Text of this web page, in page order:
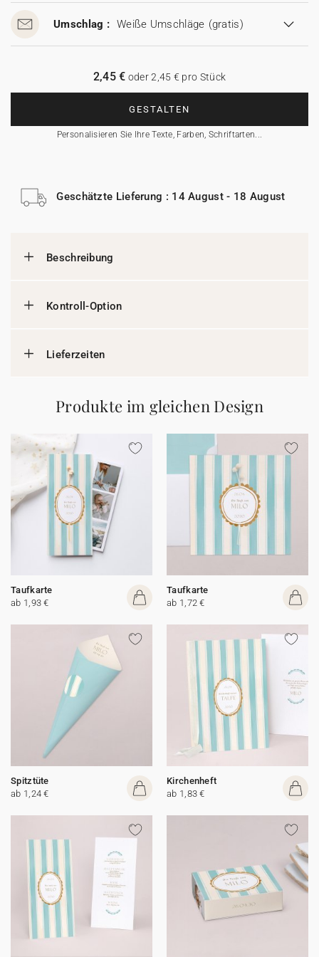
Umschlag : Weiße Umschläge (gratis)
GESTALTEN
Personalisieren Sie Ihre Texte, Farben, Schriftarten...
2,45 € oder 2,45 € pro Stück
Geschätzte Lieferung : 14 August - 18 August
Beschreibung
Kontroll-Option
Lieferzeiten
Produkte im gleichen Design
Taufkarte
ab 1,93 €
Taufkarte
ab 1,72 €
Spitztüte
ab 1,24 €
Kirchenheft
ab 1,83 €